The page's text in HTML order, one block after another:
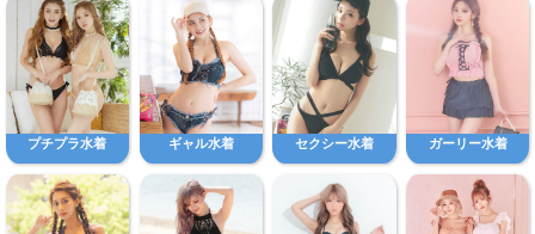
プチプラ水着 ギャル水着 セクシー水着 ガーリー水着